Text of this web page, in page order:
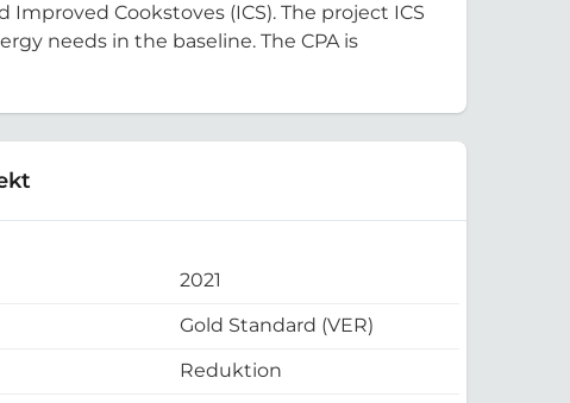
Cookstoves (ICS). The project ICS
needs in the baseline. The CPA is
2021
Gold Standard (VER)
Reduktion